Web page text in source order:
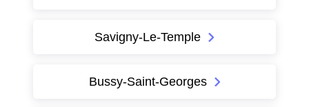
Savigny-Le-Temple
Bussy-Saint-Georges